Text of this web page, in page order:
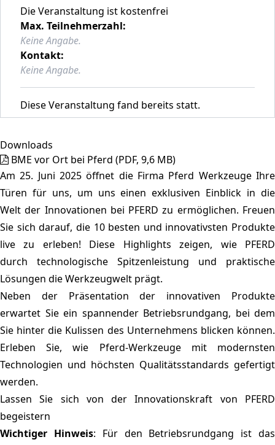
Die Veranstaltung ist kostenfrei
Max. Teilnehmerzahl:
Keine Angabe.
Kontakt:
Keine Angabe.
Diese Veranstaltung fand bereits statt.
Downloads
BME vor Ort bei Pferd (PDF, 9,6 MB)
Am 25. Juni 2025 öffnet die Firma Pferd Werkzeuge Ihre
Türen für uns, um uns einen exklusiven Einblick in die
Welt der Innovationen bei PFERD zu ermöglichen. Freuen
Sie sich darauf, die 10 besten und innovativsten Produkte
live zu erleben! Diese Highlights zeigen, wie PFERD
durch technologische Spitzenleistung und praktische
Lösungen die Werkzeugwelt prägt.
Neben der Präsentation der innovativen Produkte
erwartet Sie ein spannender Betriebsrundgang, bei dem
Sie hinter die Kulissen des Unternehmens blicken können.
Erleben Sie, wie Pferd-Werkzeuge mit modernsten
Technologien und höchsten Qualitätsstandards gefertigt
werden.
Lassen Sie sich von der Innovationskraft von PFERD
begeistern
Wichtiger Hinweis: Für den Betriebsrundgang ist das